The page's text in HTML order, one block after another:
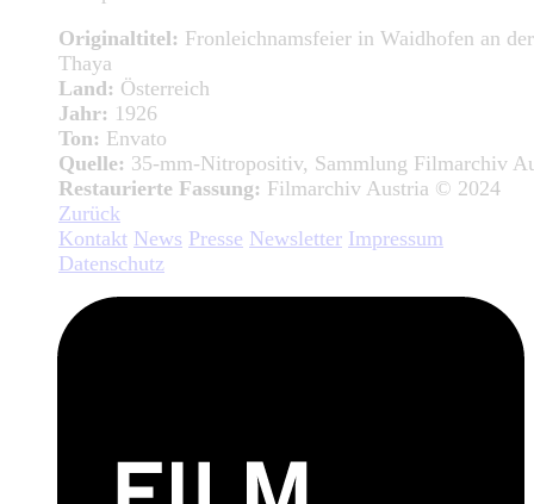
Originaltitel: Fronleichnamsfeier in Waidhofen an der
Thaya
Land: Österreich
Jahr: 1926
Ton: Envato
Quelle: 35-mm-Nitropositiv, Sammlung Filmarchiv
Restaurierte Fassung: Filmarchiv Austria © 2024
Zurück
Kontakt News Presse Newsletter Impressum
Datenschutz